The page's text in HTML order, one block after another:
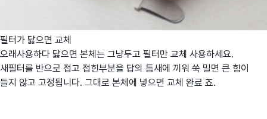
필터가 닳으면 교체
오래사용하다 닳으면 본체는 그냥두고 필터만 교체 사용하세요.
새필터를 반으로 접고 접힌부분을 답의 틈새에 끼워 쑥 밀면 큰 힘이
들지 않고 고정됩니다. 그대로 본체에 넣으면 교체 완료 죠.